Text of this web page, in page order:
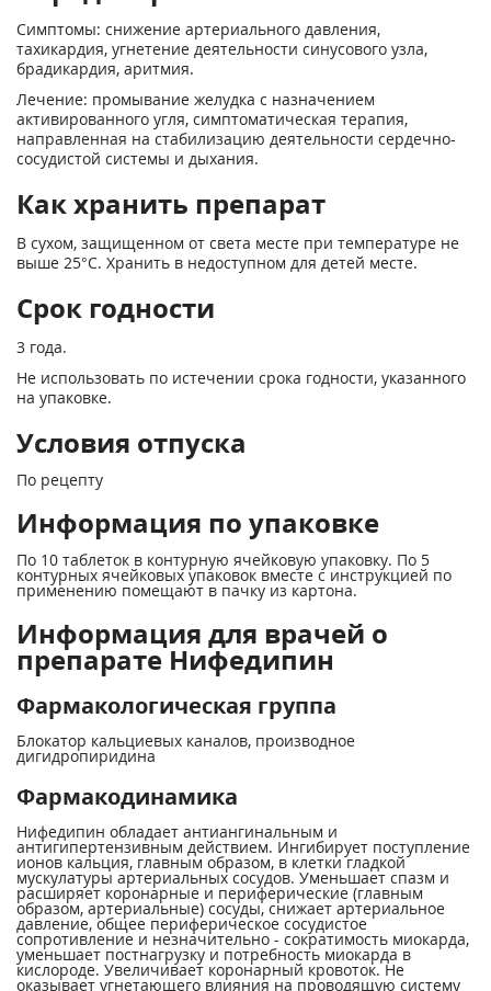
Симптомы: снижение артериального давления,
тахикардия, угнетение деятельности синусового узла,
брадикардия, аритмия.
Лечение: промывание желудка с назначением
активированного угля, симптоматическая терапия,
направленная на стабилизацию деятельности сердечно-
сосудистой системы и дыхания.
Как хранить препарат
В сухом, защищенном от света месте при температуре не
выше 25°С. Хранить в недоступном для детей месте.
Срок годности
3 года.
Не использовать по истечении срока годности, указанного
на упаковке.
Условия отпуска
По рецепту
Информация по упаковке
По 10 таблеток в контурную ячейковую упаковку. По 5
контурных ячейковых упаковок вместе с инструкцией по
применению помещают в пачку из картона.
Информация для врачей о
препарате Нифедипин
Фармакологическая группа
Блокатор кальциевых каналов, производное
дигидропиридина
Фармакодинамика
Нифедипин обладает антиангинальным и
антигипертензивным действием. Ингибирует поступление
ионов кальция, главным образом, в клетки гладкой
мускулатуры артериальных сосудов. Уменьшает спазм и
расширяет коронарные и периферические (главным
образом, артериальные) сосуды, снижает артериальное
давление, общее периферическое сосудистое
сопротивление и незначительно - сократимость миокарда,
уменьшает постнагрузку и потребность миокарда в
кислороде. Увеличивает коронарный кровоток. Не
оказывает угнетающего влияния на проводящую систему